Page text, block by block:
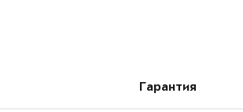
Гарантия